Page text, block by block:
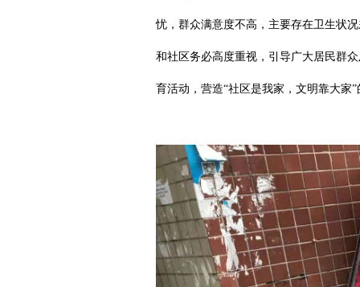
忧，群众满意度不高，主要存在卫生状
和社区务必高度重视，引导广大居民群
育活动，营造“社区是我家，文明靠大家